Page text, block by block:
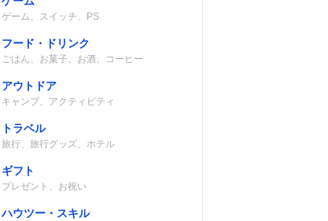
ゲーム、スイッチ、PS
フード・ドリンク
ごはん、お菓子、お酒、コーヒー
アウトドア
キャンプ、アクティビティ
トラベル
旅行、旅行グッズ、ホテル
ギフト
プレゼント、お祝い
ハウツー・スキル